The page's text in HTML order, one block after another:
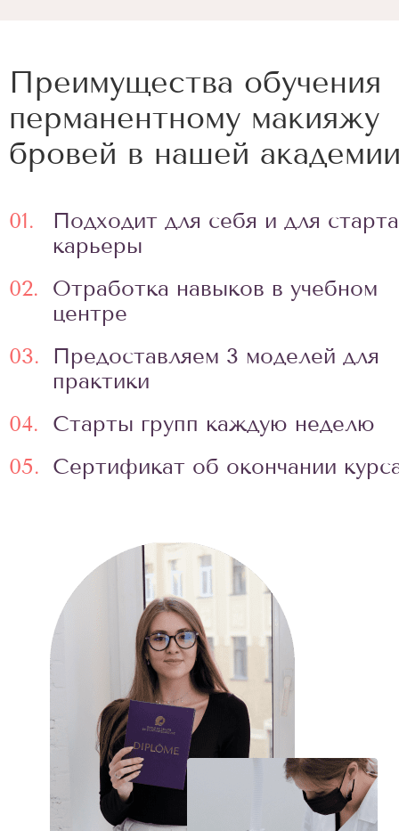
Преимущества обучения
перманентному макияжу
бровей в нашей
01.
Подходит для себя и для старта
карьеры
02.
Отработка навыков в учебном
центре
03.
Предоставляем 3 моделей для
практики
04.
Старты групп каждую неделю
05. Сертификат об окончании